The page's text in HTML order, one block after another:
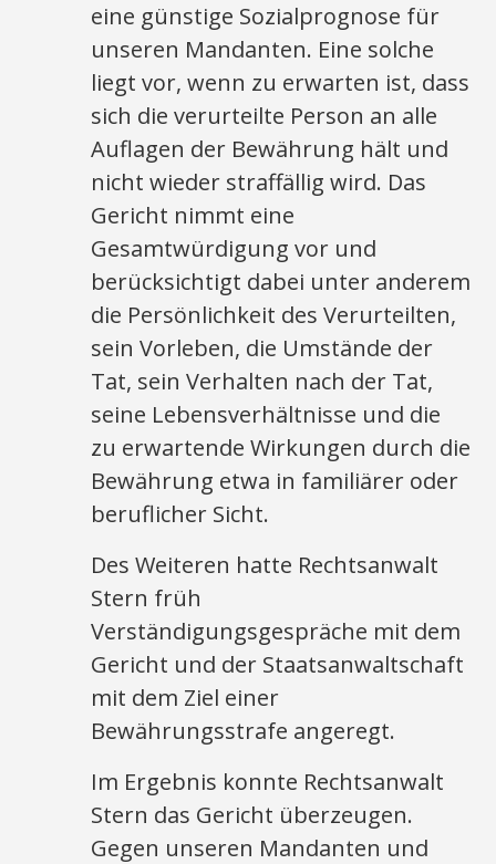
eine günstige Sozialprognose für
unseren Mandanten. Eine solche
liegt vor, wenn zu erwarten ist, dass
sich die verurteilte Person an alle
Auflagen der Bewährung hält und
nicht wieder straffällig wird. Das
Gericht nimmt eine
Gesamtwürdigung vor und
berücksichtigt dabei unter anderem
die Persönlichkeit des Verurteilten,
sein Vorleben, die Umstände der
Tat, sein Verhalten nach der Tat,
seine Lebensverhältnisse und die
zu erwartende Wirkungen durch die
Bewährung etwa in familiärer oder
beruflicher Sicht.
Des Weiteren hatte Rechtsanwalt
Stern früh
Verständigungsgespräche mit dem
Gericht und der Staatsanwaltschaft
mit dem Ziel einer
Bewährungsstrafe angeregt.
Im Ergebnis konnte Rechtsanwalt
Stern das Gericht überzeugen.
Gegen unseren Mandanten und